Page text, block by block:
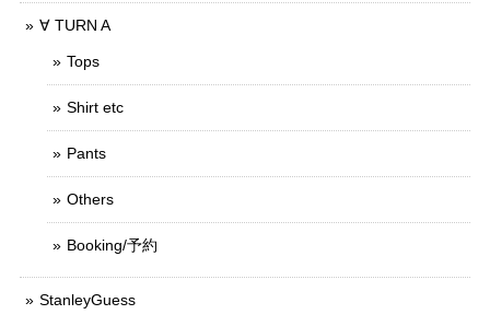
∀ TURN A
Tops
Shirt etc
Pants
Others
Booking/予約
StanleyGuess